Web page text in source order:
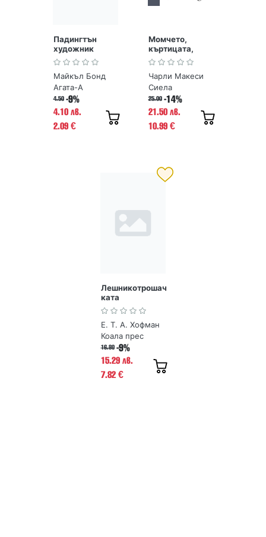
Падингтън
художник
Майкъл Бонд
Агата-А
4.50 -9%
4.10 лв.
2.09 €
Момчето,
къртицата,
лисицата и
конят
Чарли Макеси
Сиела
25.00 -14%
21.50 лв.
10.99 €
Лешникотрошач
ката
Е. Т. А. Хофман
Коала прес
16.80 -9%
15.29 лв.
7.82 €